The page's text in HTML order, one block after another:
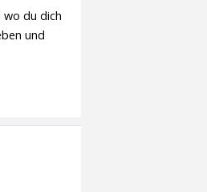
du dich
und